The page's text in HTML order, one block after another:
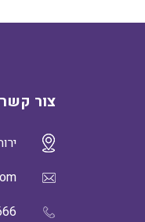
צור קשר